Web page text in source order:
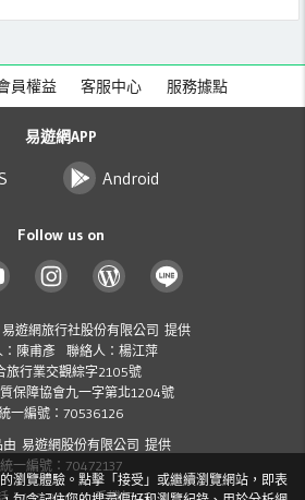
員權益 客服中心 服務據點
易遊網APP
Android
Follow us on
遊網旅行社股份有限公司 提供
：陳甫彥 聯絡人：楊江萍
旅行業交觀綜字2105號
保障協會九一字第北1204號
一編號：70536126
由 易遊網股份有限公司 提供
統一編號：70472137
瀏覽體驗。點擊「接受」或繼續瀏覽網站，即表